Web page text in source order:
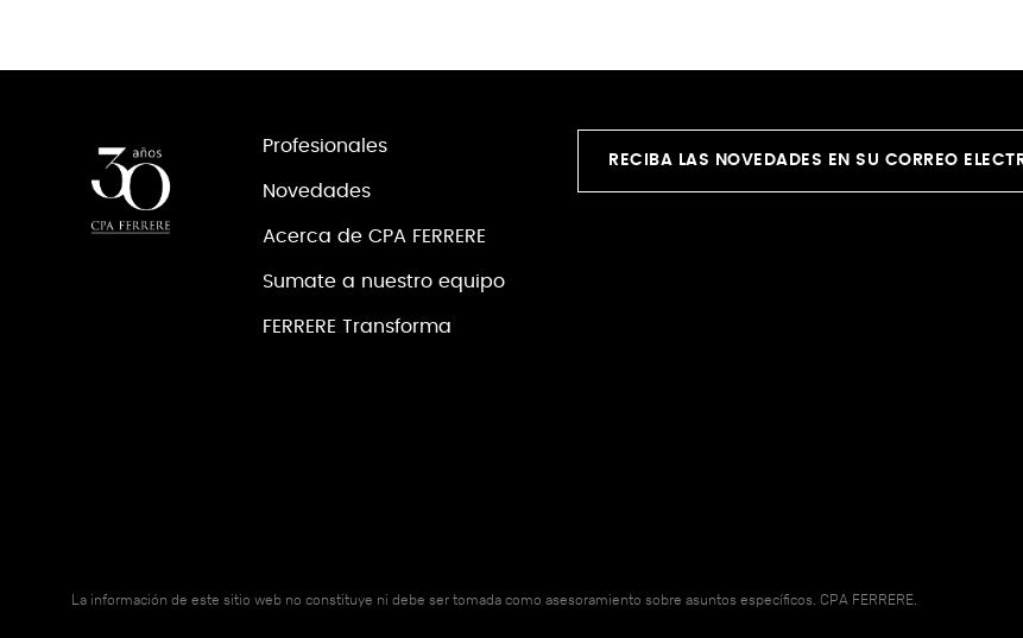
Profesionales
Novedades
Acerca de CPA FERRERE
Sumate a nuestro equipo
FERRERE Transforma
RECIBA LAS NOVEDADES EN SU CORREO
La información de este sitio web no constituye ni debe ser tomada como asesoramiento sobre asuntos específicos. CPA FERRERE.